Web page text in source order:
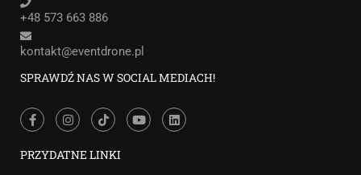
+48 573 663 886
kontakt@eventdrone.pl
SPRAWDŹ NAS W SOCIAL MEDIACH!
PRZYDATNE LINKI